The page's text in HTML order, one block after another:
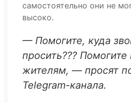
самостоятельно они не
высоко.
— Помогите, куда
просить??? Помогите
жителям, — просят
Telegram-канала.